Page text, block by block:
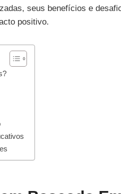
seus benefícios e
positivo.